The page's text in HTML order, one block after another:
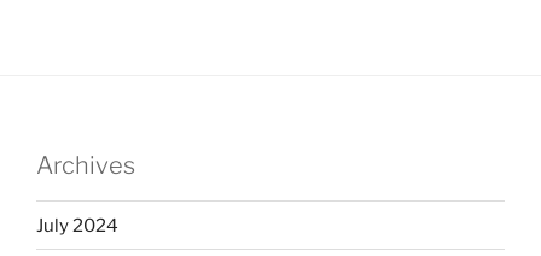
Archives
July 2024